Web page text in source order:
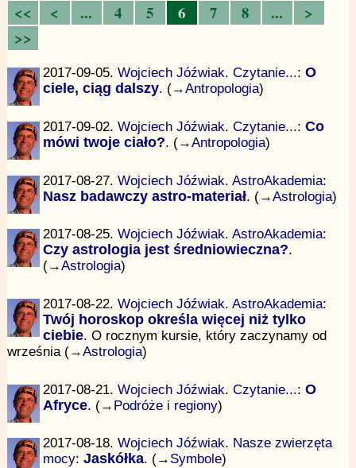
<< < ... 4 5 6 7 8 ...
>
>>
2017-09-05. Wojciech Jóźwiak. Czytanie...: O
ciele, ciąg dalszy. (→Antropologia)
2017-09-02. Wojciech Jóźwiak. Czytanie...: Co
mówi twoje ciało?. (→Antropologia)
2017-08-27. Wojciech Jóźwiak. AstroAkademia:
Nasz badawczy astro-materiał. (→Astrologia)
2017-08-25. Wojciech Jóźwiak. AstroAkademia:
Czy astrologia jest średniowieczna?.
(→Astrologia)
2017-08-22. Wojciech Jóźwiak. AstroAkademia:
Twój horoskop określa więcej niż tylko
ciebie. O rocznym kursie, który zaczynamy od
września (→Astrologia)
2017-08-21. Wojciech Jóźwiak. Czytanie...: O
Afryce. (→ Podróże i regiony)
2017-08-18. Wojciech Jóźwiak. Nasze zwierzęta
mocy: Jaskółka. (→ Symbole)